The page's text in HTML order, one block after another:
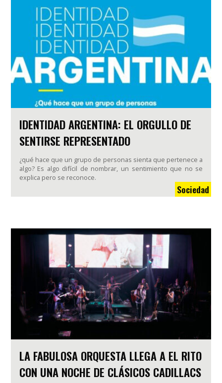
IDENTIDAD ARGENTINA: EL ORGULLO DE
SENTIRSE REPRESENTADO
¿qué hace que un grupo de personas sienta que pertenece a
algo? Es algo difícil de nombrar, un sentimiento que no se
explica pero se reconoce.
Sociedad
LA FABULOSA ORQUESTA LLEGA A EL RITO
CON UNA NOCHE DE CLÁSICOS CADILLACS